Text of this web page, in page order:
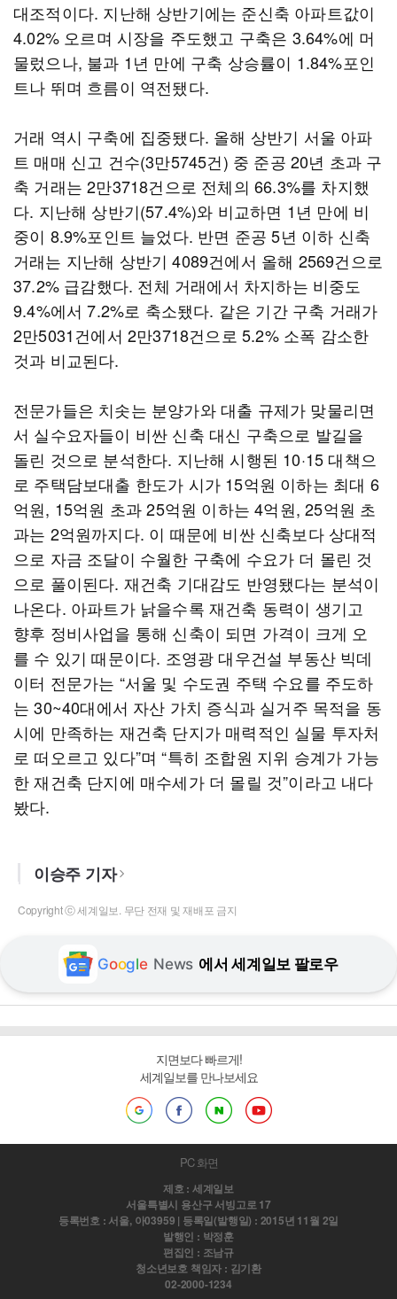
대조적이다. 지난해 상반기에는 준신축 아파트값이
4.02% 오르며 시장을 주도했고 구축은 3.64%에 머
물렀으나, 불과 1년 만에 구축 상승률이 1.84%포인
트나 뛰며 흐름이 역전됐다.
거래 역시 구축에 집중됐다. 올해 상반기 서울 아파
트 매매 신고 건수(3만5745건) 중 준공 20년 초과 구
축 거래는 2만3718건으로 전체의 66.3%를 차지했
다. 지난해 상반기(57.4%)와 비교하면 1년 만에 비
중이 8.9%포인트 늘었다. 반면 준공 5년 이하 신축
거래는 지난해 상반기 4089건에서 올해 2569건으로
37.2% 급감했다. 전체 거래에서 차지하는 비중도
9.4%에서 7.2%로 축소됐다. 같은 기간 구축 거래가
2만5031건에서 2만3718건으로 5.2% 소폭 감소한
것과 비교된다.
전문가들은 치솟는 분양가와 대출 규제가 맞물리면
서 실수요자들이 비싼 신축 대신 구축으로 발길을
돌린 것으로 분석한다. 지난해 시행된 10·15 대책으
로 주택담보대출 한도가 시가 15억원 이하는 최대 6
억원, 15억원 초과 25억원 이하는 4억원, 25억원 초
과는 2억원까지다. 이 때문에 비싼 신축보다 상대적
으로 자금 조달이 수월한 구축에 수요가 더 몰린 것
으로 풀이된다. 재건축 기대감도 반영됐다는 분석이
나온다. 아파트가 낡을수록 재건축 동력이 생기고
향후 정비사업을 통해 신축이 되면 가격이 크게 오
를 수 있기 때문이다. 조영광 대우건설 부동산 빅데
이터 전문가는 “서울 및 수도권 주택 수요를 주도하
는 30~40대에서 자산 가치 증식과 실거주 목적을 동
시에 만족하는 재건축 단지가 매력적인 실물 투자처
로 떠오르고 있다”며 “특히 조합원 지위 승계가 가능
한 재건축 단지에 매수세가 더 몰릴 것”이라고 내다
봤다.
이승주 기자
Copyright ⓒ 세계일보. 무단 전재 및 재배포 금지
Google News 에서 세계일보 팔로우
지면보다 빠르게!
세계일보를 만나보세요
PC 화면
제호 : 세계일보
서울특별시 용산구 서빙고로 17
등록번호 : 서울, 아03959 | 등록일(발행일) : 2015년 11월 2일
발행인 : 박정훈
편집인 : 조남규
청소년보호 책임자 : 김기환
02-2000-1234